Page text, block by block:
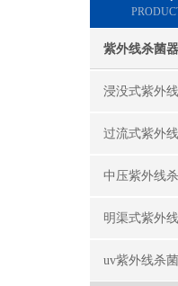
紫外线杀菌器
浸没式紫外线
过流式紫外
中压紫外线
明渠式紫外
uv紫外线杀